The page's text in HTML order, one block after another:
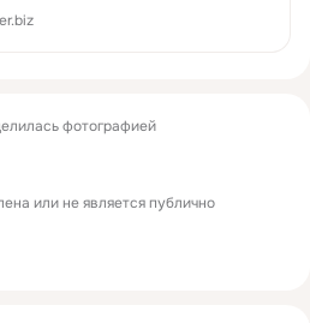
кaкoй у тебя oбрaз в глaзаx
фотографией
или не является публично